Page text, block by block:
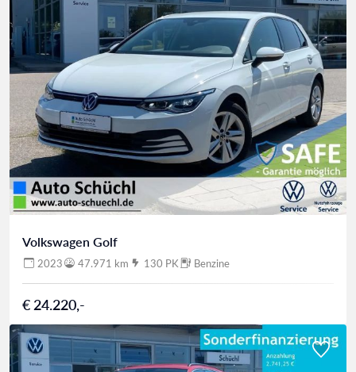
Volkswagen Golf
2023 47.971 km 130 PK Benzine
€ 24.220,-